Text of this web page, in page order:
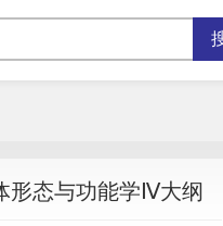
形态与功能学Ⅳ大纲